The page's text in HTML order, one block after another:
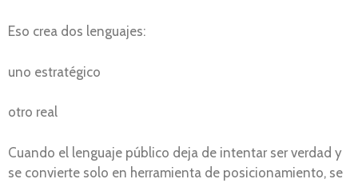
Eso crea dos lenguajes:
uno estratégico
otro real
Cuando el lenguaje público deja de intentar ser verdad y
se convierte solo en herramienta de posicionamiento, se